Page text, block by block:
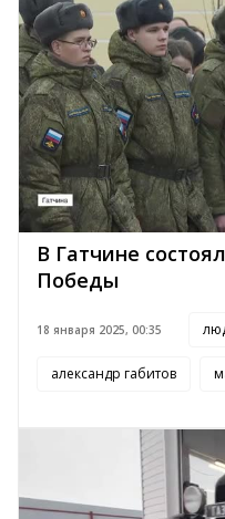
В Гатчине
Победы
18 января 2025, 00:35
александр габитов